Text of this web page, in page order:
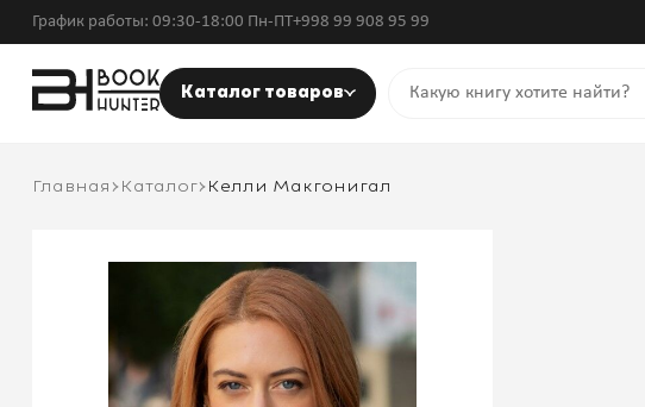
График работы: 09:30-18:00 Пн-ПТ+998 99 908 95 99
Каталог товаров
Главная Каталог Келли Макгонигал